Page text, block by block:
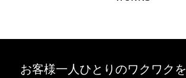
お客様一人ひとりのワクワクを